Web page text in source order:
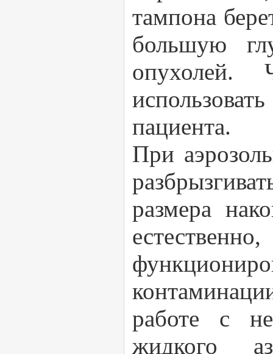
тампона
большую
опухолей.
пациента.
При
размера
работе с
жидкого